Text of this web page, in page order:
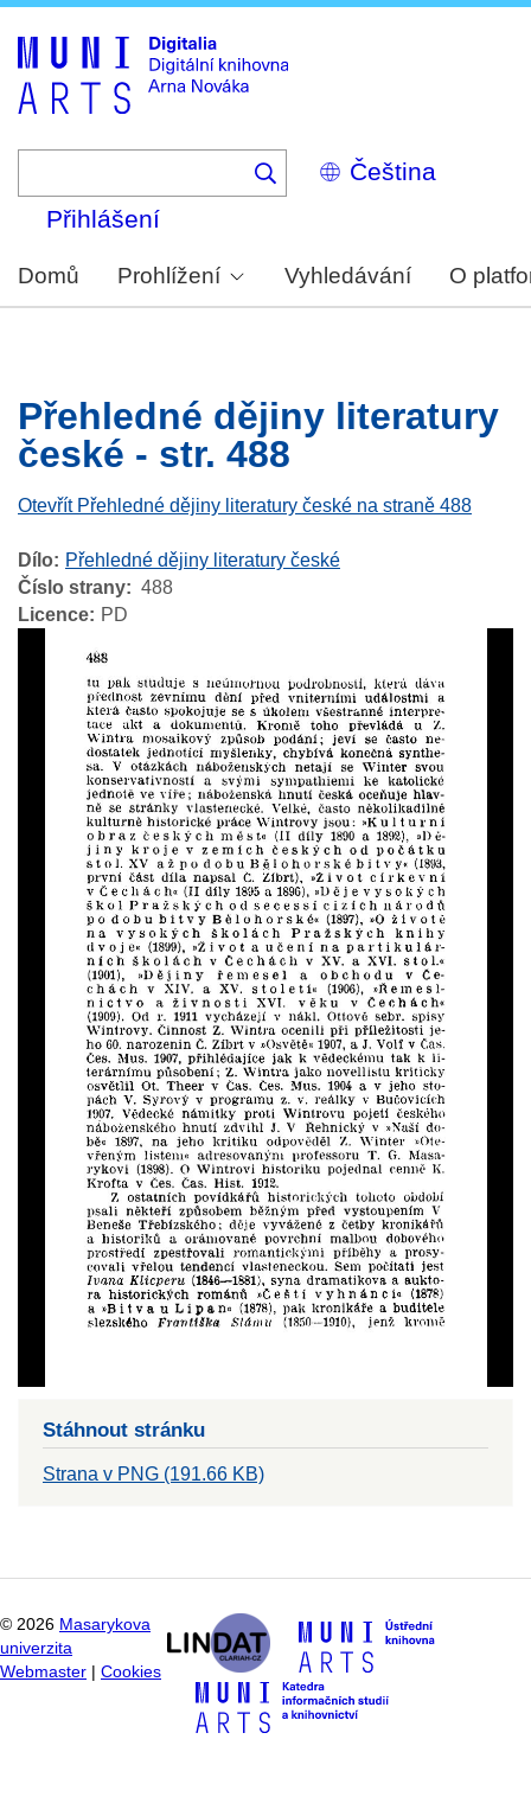
Select
your
Přihlášení
Domů Prohlížení Vyhledávání O
Přehledné dějiny literatury
české - str. 488
Otevřít Přehledné dějiny literatury české na straně 488
Dílo
Přehledné dějiny literatury české
Číslo strany
488
Licence
PD
Stáhnout stránku
Strana v PNG (191.66 KB)
© 2026 Masarykova
univerzita
Webmaster
Cookies